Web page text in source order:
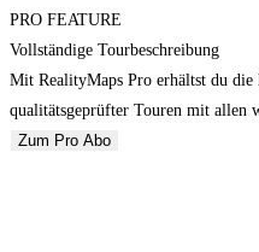
PRO FEATURE
Vollständige Tourbeschreibung
Mit RealityMaps Pro erhältst du die
qualitätsgeprüfter Touren mit allen
Zum Pro Abo